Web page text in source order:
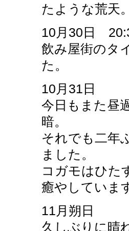
たような荒天
10月30日
飲み屋街のタ
た。
10月31日
今日もまた昼
暗。
それでも二年
ました。
コガモはひた
癒やしていま
11月朔日
久しぶりに晴